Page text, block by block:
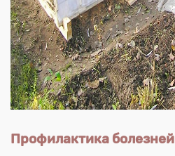
Профилактика болезней